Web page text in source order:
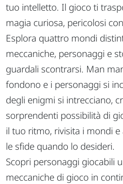
tuo intelletto. Il gioco ti
magia curiosa, pericolosi
Esplora quattro mondi
meccaniche, personaggi e
guardali scontrarsi. Man
fondono e i personaggi si
degli enigmi si intrecciano,
sorprendenti possibilità di
il tuo ritmo, rivisita i mondi
le sfide quando lo desideri.
Scopri personaggi giocabili
meccaniche di gioco in